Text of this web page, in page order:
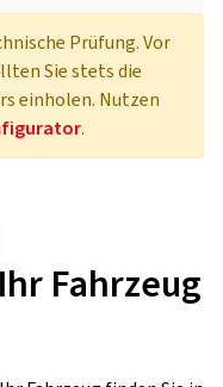
Prüfung. Vor
Sie stets die
einholen. Nutzen
.
Fahrzeug